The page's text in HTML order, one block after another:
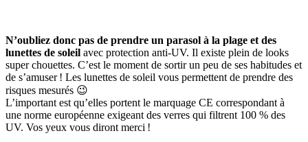
N’oubliez donc pas de prendre un parasol à la plage et des
lunettes de soleil avec protection anti-UV. Il existe plein de looks
super chouettes. C’est le moment de sortir un peu de ses habitudes et
de s’amuser ! Les lunettes de soleil vous permettent de prendre des
risques mesurés 😉
L’important est qu’elles portent le marquage CE correspondant à
une norme européenne exigeant des verres qui filtrent 100 % des
UV. Vos yeux vous diront merci !